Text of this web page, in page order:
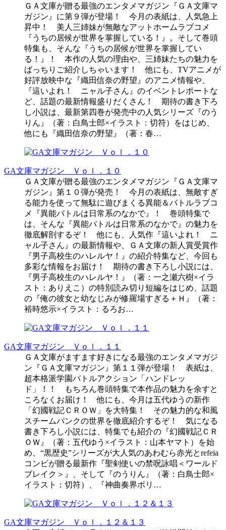
ＧＡ文庫が贈る最強のエンタメマガジン『ＧＡ文庫マ
ガジン』に第９弾が登場！ 今月の表紙は、人気急上
昇中！ 美人三姉妹が無敵なアットホームラブコメ
『うちの居候が世界を掌握している！』。そして巻頭
特集も、そんな『うちの居候が世界を掌握してい
る！』！ 本作の人気の理由や、三姉妹たちの魅力を
ばっちりご紹介しちゃいます！ 他にも、TVアニメが
好評放映中な『織田信奈の野望』のアニメ情報や、
『這いよれ！ ニャル子さん』のイベントレポートな
ど、話題の最新情報盛りだくさん！ 期待の書き下ろ
し小説は、最新第四巻が発売中の人気シリーズ『のう
りん』（著：白鳥士郎×イラスト：切符）をはじめ、
他にも『織田信奈の野望』（著：春…
GA文庫マガジン Ｖｏｌ．１０
ＧＡ文庫が贈る最強のエンタメマガジン『ＧＡ文庫マ
ガジン』第１０弾が発売！ 今月の表紙は、無敵すぎ
る能力を使って無駄に遊びまくる異能＆バトルラブコ
メ『異能バトルは日常系のなかで』！ 巻頭特集で
は、そんな『異能バトルは日常系のなかで』の魅力を
徹底解剖するぞ！ 他にも、人気作『這いよれ！ ニ
ャル子さん』の最新情報や、ＧＡ文庫の新人賞受賞作
『男子高校生のハレルヤ！』の紹介特集など、今回も
多彩な情報をお届け！ 期待の書き下ろし小説には、
『男子高校生のハレルヤ！』（著：一之瀬六樹×イラ
スト：ありえこ）の特別読み切り短編をはじめ、話題
の『俺の彼女と幼なじみが修羅場すぎる＋Ｈ』（著：
裕時悠示×イラスト：るろお…
GA文庫マガジン Ｖｏｌ．１１
ＧＡ文庫がますます好きになる最強のエンタメマガジ
ン『ＧＡ文庫マガジン』第１１弾が登場！ 表紙は、
超本格派学園バトルアクション「ハンドレッ
ド」！！ もちろん巻頭特集で本作品の魅力を余すと
ころなくお届け！ 他にも、今月は五代ゆうの新作
「幻國戦記ＣＲＯＷ」を大特集！ その魅力的な和風
スチームパンクの世界を徹底紹介するぞ！ 気になる
書き下ろし小説には、特集でも紹介の『幻國戦記ＣＲ
ＯＷ』（著：五代ゆう×イラスト：山本ヤマト）を始
め、“黒歴史”シリーズが大人気のあわむら赤光とrefeia
コンビが贈る最新作『聖剣使いの禁呪詠唱＜ワールド
ブレイク＞』、そして『のうりん』（著：白鳥士郎×
イラスト：切符）、『神曲奏界ポリ…
GA文庫マガジン Ｖｏｌ．１２＆１３